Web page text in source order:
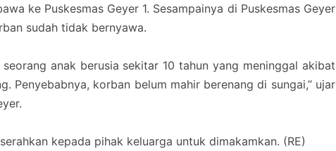
ke Puskesmas Geyer 1. Sesampainya di Puskesmas Geyer
sudah tidak bernyawa.
anak berusia sekitar 10 tahun yang meninggal akibat
Penyebabnya, korban belum mahir berenang di sungai,” ujar
kepada pihak keluarga untuk dimakamkan. (RE)